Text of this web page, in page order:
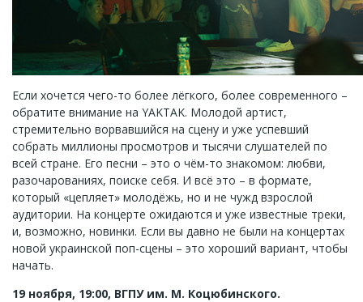
Если хочется чего-то более лёгкого, более современного –
обратите внимание на YAKTAK. Молодой артист,
стремительно ворвавшийся на сцену и уже успевший
собрать миллионы просмотров и тысячи слушателей по
всей стране. Его песни – это о чём-то знакомом: любви,
разочарованиях, поиске себя. И всё это – в формате,
который «цепляет» молодёжь, но и не чужд взрослой
аудитории. На концерте ожидаются и уже известные треки,
и, возможно, новинки. Если вы давно не были на концертах
новой украинской поп-сцены – это хороший вариант, чтобы
начать.
19 ноября, 19:00, ВГПУ им. М. Коцюбинского.